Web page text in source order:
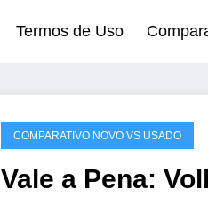
Termos de Uso
COMPARATIVO NOVO VS USADO
Vale a Pena: